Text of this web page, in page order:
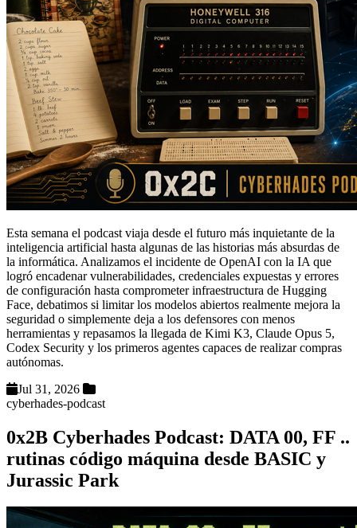
Esta semana el podcast viaja desde el futuro más inquietante de la
inteligencia artificial hasta algunas de las historias más absurdas de
la informática. Analizamos el incidente de OpenAI con la IA que
logró encadenar vulnerabilidades, credenciales expuestas y errores
de configuración hasta comprometer infraestructura de Hugging
Face, debatimos si limitar los modelos abiertos realmente mejora la
seguridad o simplemente deja a los defensores con menos
herramientas y repasamos la llegada de Kimi K3, Claude Opus 5,
Codex Security y los primeros agentes capaces de realizar compras
autónomas.
Jul 31, 2026
cyberhades-podcast
0x2B Cyberhades Podcast: DATA 00, FF ..
rutinas código máquina desde BASIC y
Jurassic Park